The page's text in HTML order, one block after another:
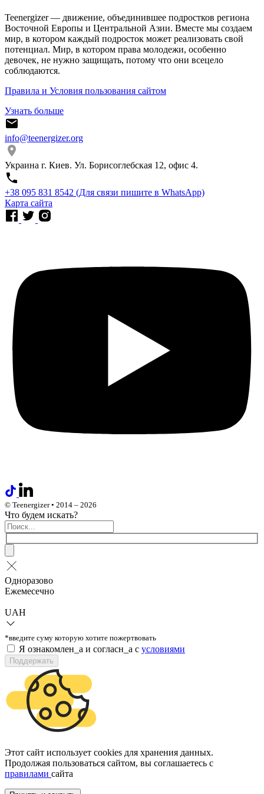
Teenergizer — движение, объединившее подростков региона
Восточной Европы и Центральной Азии. Вместе мы создаем
мир, в котором каждый подросток может реализовать свой
потенциал. Мир, в котором права молодежи, особенно
девочек, не нужно защищать, потому что они всецело
соблюдаются.
Правила и Условия пользования сайтом
Узнать больше
info@teenergizer.org
Украина г. Киев. Ул. Борисоглебская 12, офис 4.
⁨+38 095 831 8542⁩ (Для связи пишите в WhatsApp)
Карта сайта
© Teenergizer • 2014 – 2026
Что будем искать?
Одноразово
Ежемесечно
UAH
*введите суму которую хотите пожертвовать
Я ознакомлен_а и согласн_а c условиями
Поддержать
Этот сайт использует cookies для хранения данных.
Продолжая пользоваться сайтом, вы соглашаетесь с
правилами сайта